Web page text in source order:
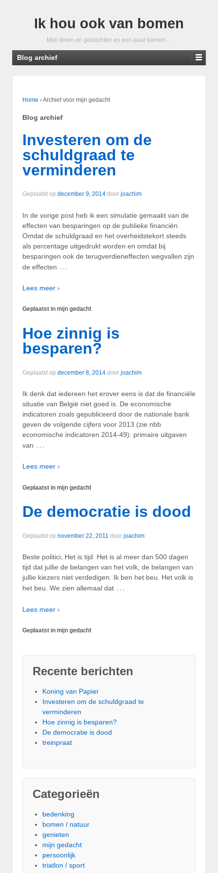
Ik hou ook van bomen
Mijn leven en gedachten en een paar bomen…
Blog archief
Home ›Archief voor mijn gedacht
Blog archief
Investeren om de
schuldgraad te
verminderen
Geplaatst op december 9, 2014 door joachim
In de vorige post heb ik een simulatie gemaakt van de
effecten van besparingen op de publieke financiën.
Omdat de schuldgraad en het overheidstekort steeds
als percentage uitgedrukt worden en omdat bij
besparingen ook de terugverdieneffecten wegvallen zijn
de effecten …
Lees meer ›
Geplaatst in mijn gedacht
Hoe zinnig is
besparen?
Geplaatst op december 8, 2014 door joachim
Ik denk dat iedereen het erover eens is dat de financiële
situatie van België niet goed is. De economische
indicatoren zoals gepubliceerd door de nationale bank
geven de volgende cijfers voor 2013 (zie nbb
economische indicatoren 2014-49): primaire uitgaven
van …
Lees meer ›
Geplaatst in mijn gedacht
De democratie is dood
Geplaatst op november 22, 2011 door joachim
Beste politici, Het is tijd. Het is al meer dan 500 dagen
tijd dat jullie de belangen van het volk, de belangen van
jullie kiezers niet verdedigen. Ik ben het beu. Het volk is
het beu. We zien allemaal dat …
Lees meer ›
Geplaatst in mijn gedacht
Recente berichten
Koning van Papier
Investeren om de schuldgraad te
verminderen
Hoe zinnig is besparen?
De democratie is dood
treinpraat
Categorieën
bedenking
bomen / natuur
genieten
mijn gedacht
persoonlijk
triatlon / sport